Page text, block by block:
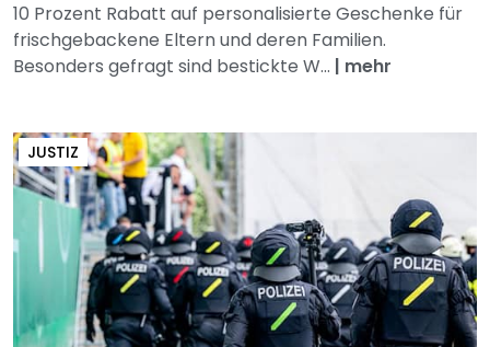
10 Prozent Rabatt auf personalisierte Geschenke für
frischgebackene Eltern und deren Familien.
Besonders gefragt sind bestickte W... | mehr
JUSTIZ